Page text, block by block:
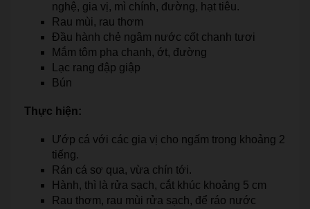
nghệ, gia vị, mì chính, đường, hạt tiêu.
Rau mùi, rau thơm
Đầu hành chẻ ngâm nước cốt chanh tươi
Mắm tôm pha chanh, ớt, đường
Lạc rang đập giập
Bún
Thực hiện:
Ướp cá với các gia vị cho ngấm trong khoảng 2
tiếng.
Rán cá sơ qua, vừa chín tới.
Hành, thì là rửa sạch, cắt khúc khoảng 5 cm
Rau thơm, rau mùi rửa sạch, để ráo nước